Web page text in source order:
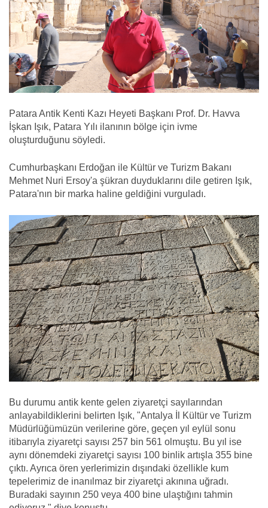
Patara Antik Kenti Kazı Heyeti Başkanı Prof. Dr. Havva
İşkan Işık, Patara Yılı ilanının bölge için ivme
oluşturduğunu söyledi.
Cumhurbaşkanı Erdoğan ile Kültür ve Turizm Bakanı
Mehmet Nuri Ersoy'a şükran duyduklarını dile getiren Işık,
Patara'nın bir marka haline geldiğini vurguladı.
Bu durumu antik kente gelen ziyaretçi sayılarından
anlayabildiklerini belirten Işık, "Antalya İl Kültür ve Turizm
Müdürlüğümüzün verilerine göre, geçen yıl eylül sonu
itibarıyla ziyaretçi sayısı 257 bin 561 olmuştu. Bu yıl ise
aynı dönemdeki ziyaretçi sayısı 100 binlik artışla 355 bine
çıktı. Ayrıca ören yerlerimizin dışındaki özellikle kum
tepelerimiz de inanılmaz bir ziyaretçi akınına uğradı.
Buradaki sayının 250 veya 400 bine ulaştığını tahmin